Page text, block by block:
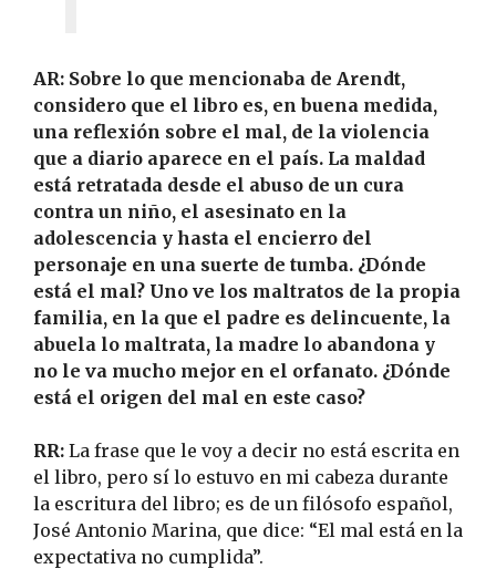
AR: Sobre lo que mencionaba de Arendt,
considero que el libro es, en buena medida,
una reflexión sobre el mal, de la violencia
que a diario aparece en el país. La maldad
está retratada desde el abuso de un cura
contra un niño, el asesinato en la
adolescencia y hasta el encierro del
personaje en una suerte de tumba. ¿Dónde
está el mal? Uno ve los maltratos de la propia
familia, en la que el padre es delincuente, la
abuela lo maltrata, la madre lo abandona y
no le va mucho mejor en el orfanato. ¿Dónde
está el origen del mal en este caso?
RR: La frase que le voy a decir no está escrita en
el libro, pero sí lo estuvo en mi cabeza durante
la escritura del libro; es de un filósofo español,
José Antonio Marina, que dice: “El mal está en la
expectativa no cumplida”.